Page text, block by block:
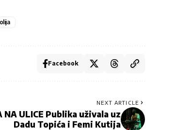
Facebook
NEXT ARTICLE
NA ULICE Publika uživala uz
Dadu Topića i Femi Kutija